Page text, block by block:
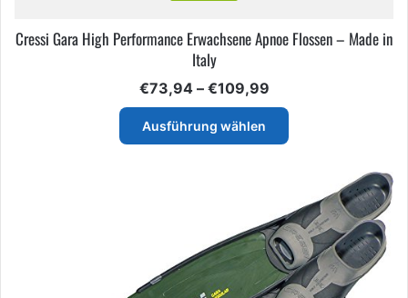
Cressi Gara High Performance Erwachsene Apnoe Flossen – Made in
Italy
€73,94 – €109,99Preisspanne:
€73,94
€109,99
Ausführung wählen
Dieses
Produkt
Varianten
auf.
Die
Optionen
können
auf